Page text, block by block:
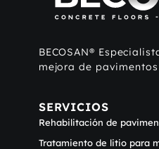
BECOSAN®
mejora de
SERVICIOS
Rehabilitación de
Tratamiento de litio para